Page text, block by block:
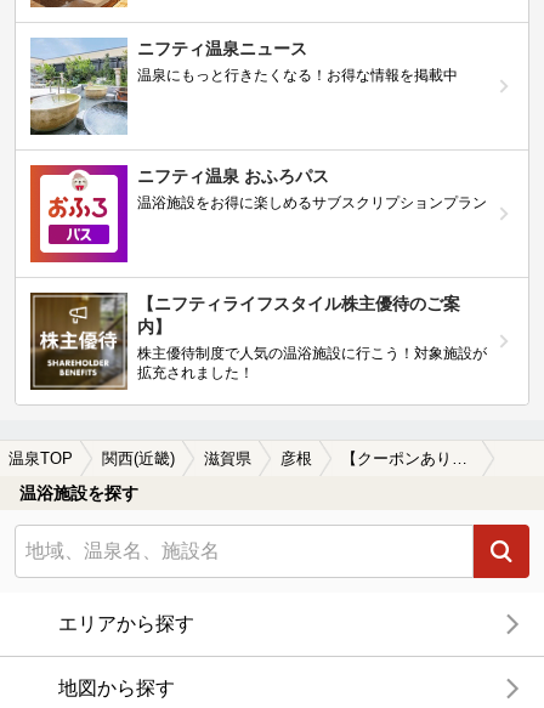
ニフティ温泉ニュース
温泉にもっと行きたくなる！お得な情報を掲載中
ニフティ温泉 おふろパス
温浴施設をお得に楽しめるサブスクリプションプラン
【ニフティライフスタイル株主優待のご案
内】
株主優待制度で人気の温浴施設に行こう！対象施設が
拡充されました！
温泉TOP 関西(近畿) 滋賀県 彦根 【クーポンあり】一人旅におすすめの彦根の温泉、日帰り温泉、スーパー銭湯おすすめ
温浴施設を探す
エリアから探す
地図から探す